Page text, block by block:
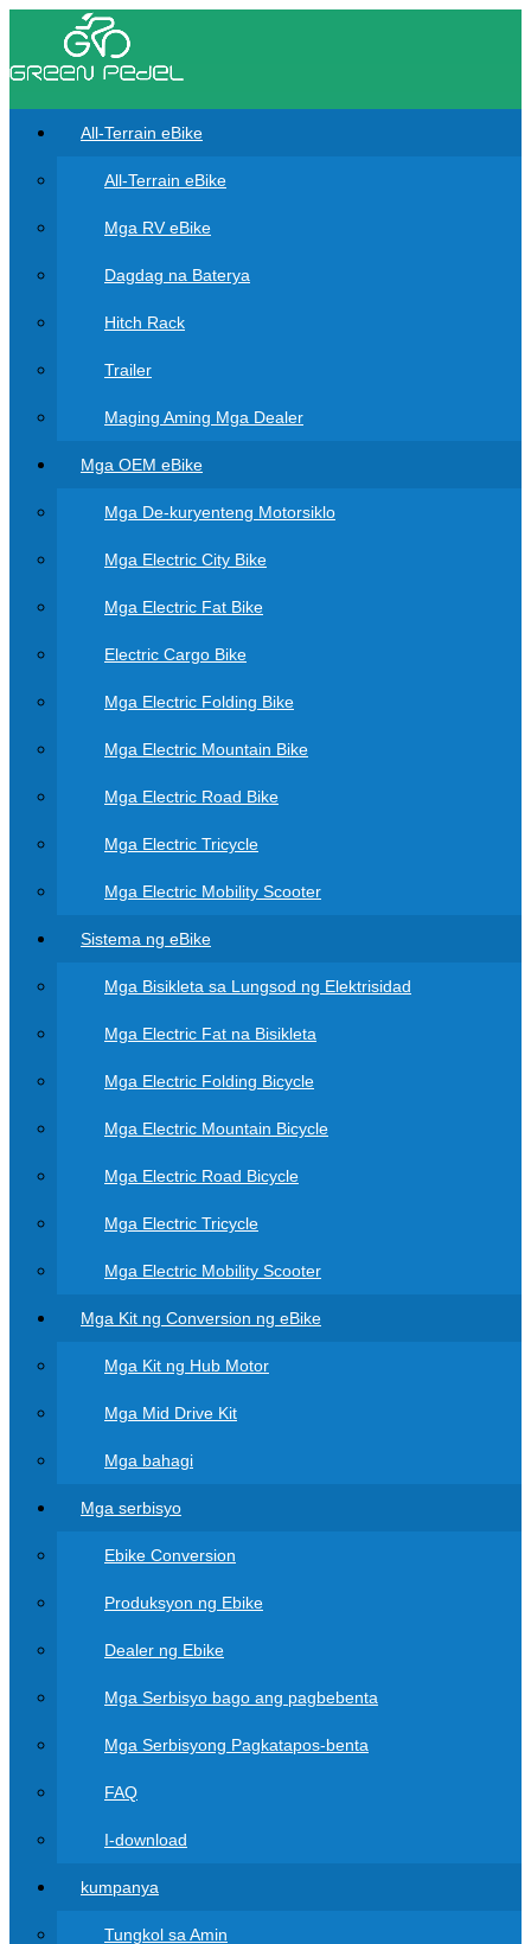
All-Terrain eBike
All-Terrain eBike
Mga RV eBike
Dagdag na Baterya
Hitch Rack
Trailer
Maging Aming Mga Dealer
Mga OEM eBike
Mga De-kuryenteng Motorsiklo
Mga Electric City Bike
Mga Electric Fat Bike
Electric Cargo Bike
Mga Electric Folding Bike
Mga Electric Mountain Bike
Mga Electric Road Bike
Mga Electric Tricycle
Mga Electric Mobility Scooter
Sistema ng eBike
Mga Bisikleta sa Lungsod ng Elektrisidad
Mga Electric Fat na Bisikleta
Mga Electric Folding Bicycle
Mga Electric Mountain Bicycle
Mga Electric Road Bicycle
Mga Electric Tricycle
Mga Electric Mobility Scooter
Mga Kit ng Conversion ng eBike
Mga Kit ng Hub Motor
Mga Mid Drive Kit
Mga bahagi
Mga serbisyo
Ebike Conversion
Produksyon ng Ebike
Dealer ng Ebike
Mga Serbisyo bago ang pagbebenta
Mga Serbisyong Pagkatapos-benta
FAQ
I-download
kumpanya
Tungkol sa Amin